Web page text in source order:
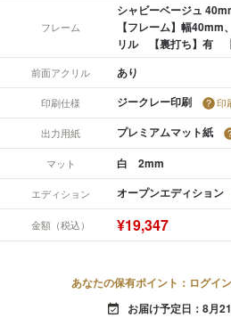
フレーム
シャビーベージュ
【フレーム】幅
リル 【裏打ち】有
前面アクリル あり
印刷仕様 ジークレー印刷 印
出力用紙 プレミアムマット紙
マット 白 2mm
エディション オープンエディション
金額（税込） ¥19,347
あなたの保有ポイント：ログイ
event_available お届け予定日：8月